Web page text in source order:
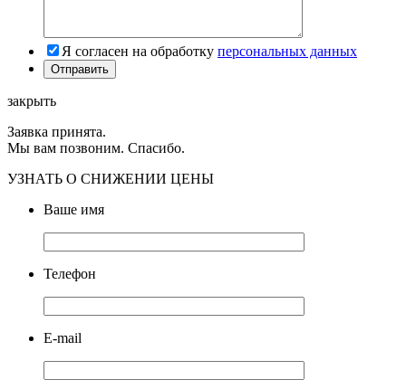
Я согласен на обработку персональных данных
закрыть
Заявка принята.
Мы вам позвоним. Спасибо.
УЗНАТЬ О СНИЖЕНИИ ЦЕНЫ
Ваше имя
Телефон
E-mail